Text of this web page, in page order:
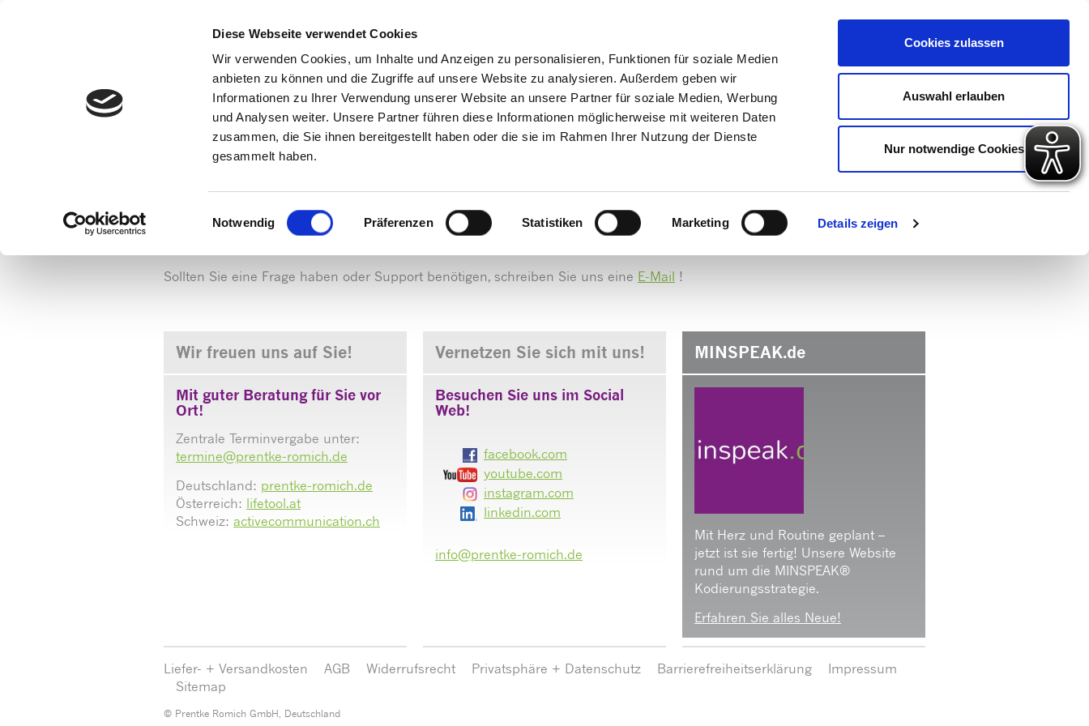
Diese Webseite verwendet Cookies
Wir verwenden Cookies, um Inhalte und Anzeigen zu personalisieren, Funktionen für soziale Medien
anbieten zu können und die Zugriffe auf unsere Website zu analysieren. Außerdem geben wir
Informationen zu Ihrer Verwendung unserer Website an unsere Partner für soziale Medien, Werbung
und Analysen weiter. Unsere Partner führen diese Informationen möglicherweise mit weiteren Daten
zusammen, die Sie ihnen bereitgestellt haben oder die sie im Rahmen Ihrer Nutzung der Dienste
gesammelt haben.
Einwilligungsauswahl
Notwendig Präferenzen Statistiken Marketing Details zeigen
Cookies zulassen
Auswahl erlauben
Nur notwendige Cookies
Afont
AReset
font
size.
AIncrease
font
size.
Produkte/Shop Downloads Service Praxistipps Gute Gründe Über uns
Support
Sollten Sie eine Frage haben oder Support benötigen, schreiben Sie uns eine E-Mail !
Wir freuen uns auf Sie!
Mit guter Beratung für Sie vor
Ort!
Zentrale Terminvergabe unter:
termine@prentke-romich.de
Deutschland: prentke-romich.de
Österreich: lifetool.at
Schweiz: activecommunication.ch
Vernetzen Sie sich mit uns!
Besuchen Sie uns im Social
Web!
facebook.com
youtube.com
instagram.com
linkedin.com
info@prentke-romich.de
MINSPEAK.de
Mit Herz und Routine geplant –
jetzt ist sie fertig! Unsere Website
rund um die MINSPEAK®
Kodierungsstrategie.
Erfahren Sie alles Neue!
Liefer- + Versandkosten AGB Widerrufsrecht Privatsphäre + Datenschutz Barrierefreiheitserklärung
Impressum
Sitemap
© Prentke Romich GmbH, Deutschland